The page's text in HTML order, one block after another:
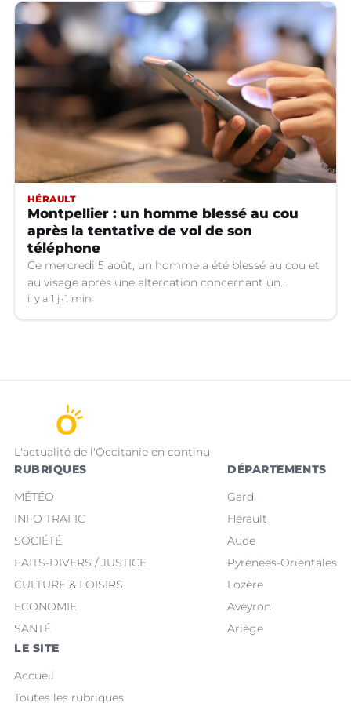
HÉRAULT
Montpellier : un homme blessé au cou
après la tentative de vol de son
téléphone
Ce mercredi 5 août, un homme a été blessé au cou et
au visage après une altercation concernant un
téléphone portable à Montpellier (Hérault).
il y a 1 j 1 min
L'actualité de l'Occitanie en continu
RUBRIQUES
MÉTÉO
INFO TRAFIC
SOCIÉTÉ
FAITS-DIVERS / JUSTICE
CULTURE & LOISIRS
ECONOMIE
SANTÉ
DÉPARTEMENTS
Gard
Hérault
Aude
Pyrénées-Orientales
Lozère
Aveyron
Ariège
LE SITE
Accueil
Toutes les rubriques